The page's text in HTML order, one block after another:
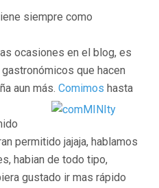
siempre como
ocasiones en el blog, es
que hacen
aun más. Comimos hasta
permitido jajaja, hablamos
habian de todo tipo,
gustado ir mas rápido